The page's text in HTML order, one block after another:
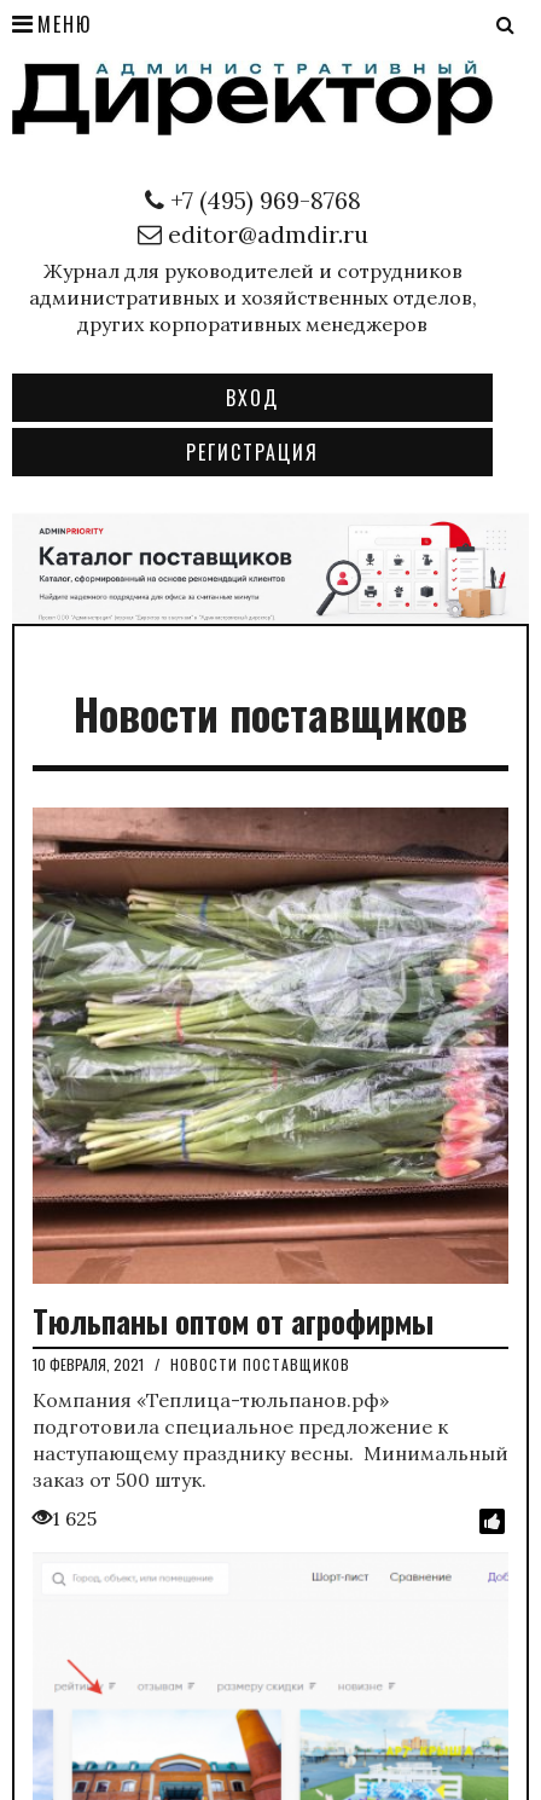
МЕНЮ
+7 (495) 969-8768
editor@admdir.ru
Журнал для руководителей и сотрудников
административных и хозяйственных отделов,
других корпоративных менеджеров
ВХОД
РЕГИСТРАЦИЯ
Новости поставщиков
Тюльпаны оптом от агрофирмы
10 ФЕВРАЛЯ, 2021 / НОВОСТИ ПОСТАВЩИКОВ
Компания «Теплица-тюльпанов.рф»
подготовила специальное предложение к
наступающему празднику весны. Минимальный
заказ от 500 штук.
1 625